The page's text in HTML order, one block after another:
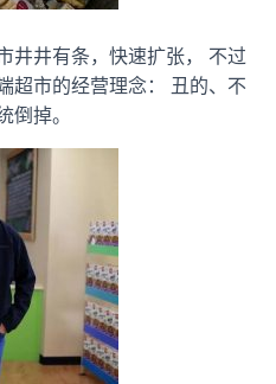
井有条，快速扩张， 不过
超市的经营理念： 丑的、不
倒掉。